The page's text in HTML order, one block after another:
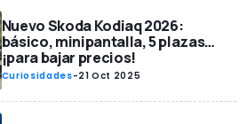
Nuevo Skoda Kodiaq 2026:
básico, minipantalla, 5 plazas…
¡para bajar precios!
Curiosidades-21 Oct 2025